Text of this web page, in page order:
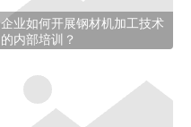
企业如何开展钢材机加工技术
的内部培训？